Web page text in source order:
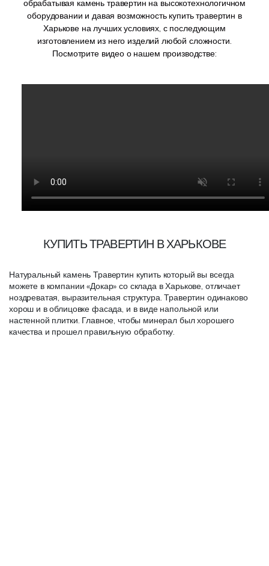
обрабатывая камень травертин на высокотехнологичном
оборудовании и давая возможность купить травертин в
Харькове на лучших условиях, с последующим
изготовлением из него изделий любой сложности.
Посмотрите видео о нашем производстве:
КУПИТЬ ТРАВЕРТИН В ХАРЬКОВЕ
Натуральный камень Травертин купить который вы всегда
можете в компании «Докар» со склада в Харькове, отличает
ноздреватая, выразительная структура. Травертин одинаково
хорош и в облицовке фасада, и в виде напольной или
настенной плитки. Главное, чтобы минерал был хорошего
качества и прошел правильную обработку.